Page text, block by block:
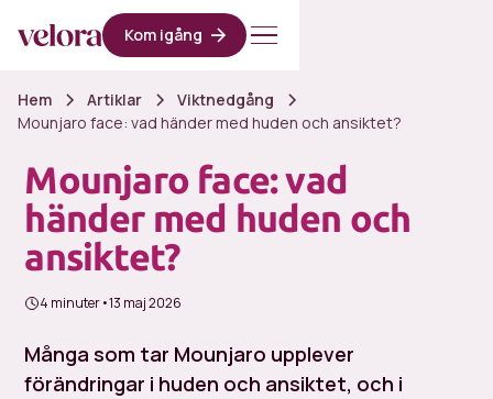
Kom igång
Hem Artiklar
Viktnedgång
Mounjaro face: vad händer med huden och ansiktet?
Mounjaro face: vad
händer med huden och
ansiktet?
4 minuter•13 maj 2026
Många som tar Mounjaro upplever
förändringar i huden och ansiktet, och i